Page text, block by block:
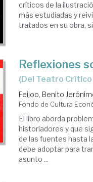
críticos de la
más estudiadas y
tratados en su obra,
Reflexiones
(del Teatro
Feijoo, Benito
Fondo de Cultura
El libro aborda
historiadores y que
de las fuentes hasta
debe adoptar para
asunto ...